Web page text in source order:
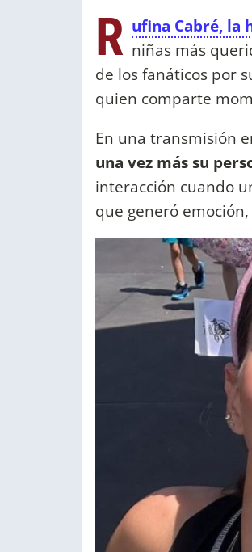
R ufina Cabré, la
niñas más
de los fanáticos por
quien comparte
En una transmisión
una vez más su
interacción cuando
que generó